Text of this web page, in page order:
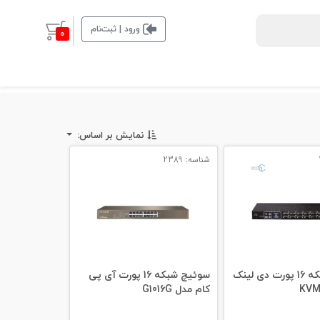
ورود | ثبت‌نام 0
نمایش بر اساس:
سوئیچ شبکه 16 پورت دی لینک
شناسه: 2389
سوئیچ شبکه 16 پورت آی پی
کام مدل G1016G